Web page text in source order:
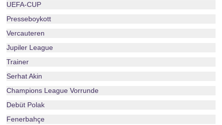
UEFA-CUP
Presseboykott
Vercauteren
Jupiler League
Trainer
Serhat Akin
Champions League Vorrunde
Debüt Polak
Fenerbahçe